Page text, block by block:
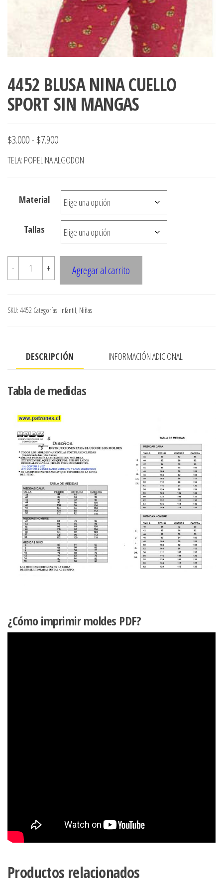
4452 BLUSA NINA CUELLO
SPORT SIN MANGAS
$3.000- $7.900Rango
de
desde
$3.000
hasta
$7.900
TELA: POPELINA ALGODON
Material
Tallas
-
4452
BLUSA
CUELLO
cantidad
+ Agregar al carrito
SKU: 4452 Categorías: Infantil, Niñas
DESCRIPCIÓN INFORMACIÓN ADICIONAL
Tabla de medidas
¿Cómo imprimir moldes PDF?
Productos relacionados